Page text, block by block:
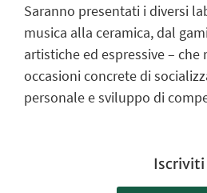
Saranno presentati i diversi
musica alla ceramica, dal
artistiche ed espressive – che
occasioni concrete di
personale e sviluppo di
Iscriviti